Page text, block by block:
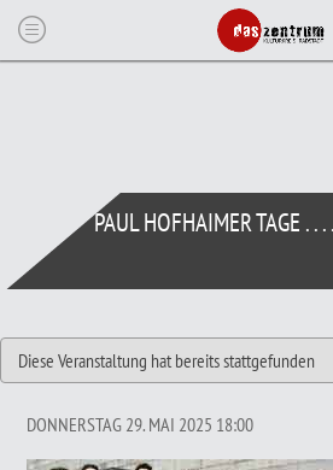
PAUL HOFHAIMER TAGE . .
Diese Veranstaltung hat bereits stattgefunden
DONNERSTAG 29. MAI 2025 18:00